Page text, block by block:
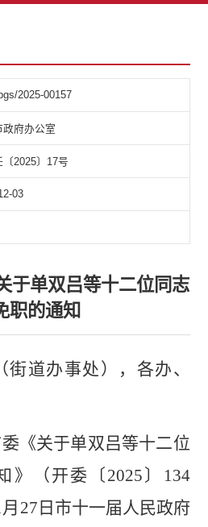
2025-00157
政府办公室
〔2025〕17号
03
于单双吕等十二位同志
职的通知
道办事处），各办、
《关于单双吕等十二位
》（开委〔 2025 〕 134
月 27 日市十一届人民政府